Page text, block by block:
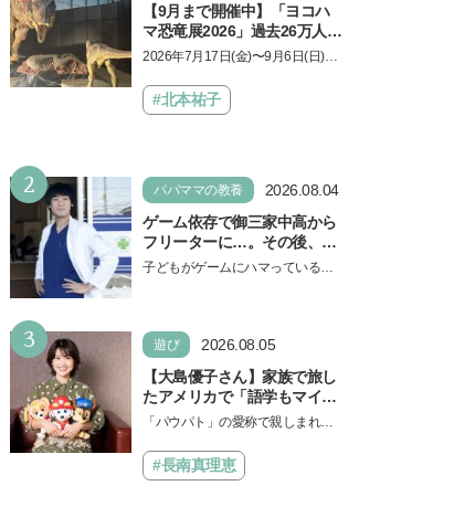
【9月まで開催中】「ヨコハ
マ恐竜展2026」過去26万人を
動員した恐竜展が9年ぶりに
しむポイントを完全ガイド
2026年7月17日(金)〜9月6日(日)、
「ヨコハマ恐竜展2026〜恐竜の食
卓大図鑑〜」が開催…
#北本祐子
2 パパママの教養
2026.08.04
ゲーム依存で御三家中高から
フリーターに…。その後、医
学部へ逆転合格した現役医師
子どもがゲームにハマっている
3 遊び
2026.08.05
【大島優子さん】家族で旅し
たアメリカで「語学もマイン
ドも！ 子どもの成長はすごか
『パウ・パトロール ザ・ダイ
ノ・ムービー』ではあきらめ
「パウパト」の愛称で親しまれる
の劇場版シリーズ第3弾、映画『パ
ウ・パトロール ザ…
#長南真理恵